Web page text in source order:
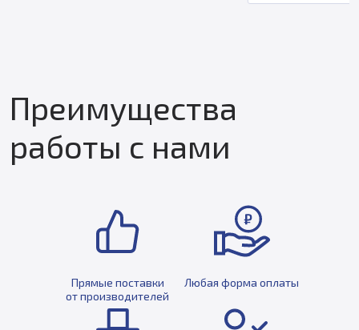
Преимущества
работы с нами
Прямые поставки
от производителей
Любая форма оплаты